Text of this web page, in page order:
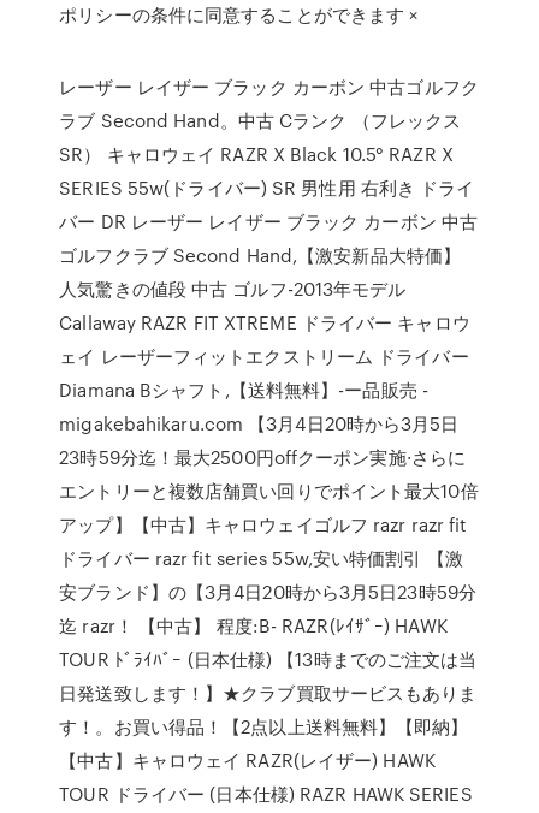
ポリシーの条件に同意することができます ×
レーザー レイザー ブラック カーボン 中古ゴルフク
ラブ Second Hand。中古 Cランク （フレックス
SR） キャロウェイ RAZR X Black 10.5° RAZR X
SERIES 55w(ドライバー) SR 男性用 右利き ドライ
バー DR レーザー レイザー ブラック カーボン 中古
ゴルフクラブ Second Hand,【激安新品大特価】
人気驚きの値段 中古 ゴルフ-2013年モデル
Callaway RAZR FIT XTREME ドライバー キャロウ
ェイ レーザーフィットエクストリーム ドライバー
Diamana Bシャフト,【送料無料】-ー品販売 -
migakebahikaru.com 【3月4日20時から3月5日
23時59分迄！最大2500円offクーポン実施·さらに
エントリーと複数店舗買い回りでポイント最大10倍
アップ】【中古】キャロウェイゴルフ razr razr fit
ドライバー razr fit series 55w,安い特価割引 【激
安ブランド】の【3月4日20時から3月5日23時59分
迄 razr！ 【中古】 程度:B- RAZR(ﾚｲｻﾞｰ) HAWK
TOUR ﾄﾞﾗｲﾊﾞｰ (日本仕様) 【13時までのご注文は当
日発送致します！】★クラブ買取サービスもありま
す！。お買い得品！【2点以上送料無料】【即納】
【中古】キャロウェイ RAZR(レイザー) HAWK
TOUR ドライバー (日本仕様) RAZR HAWK SERIES